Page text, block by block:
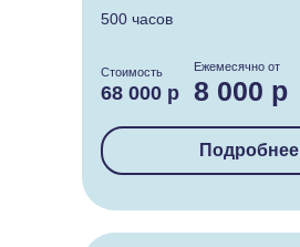
500 часов
8 000 р
68 000 р
Ежемесячно от
Стоимость
Подробнее